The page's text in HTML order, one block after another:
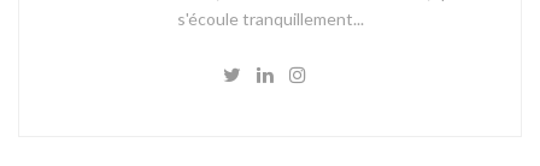
s'écoule tranquillement...